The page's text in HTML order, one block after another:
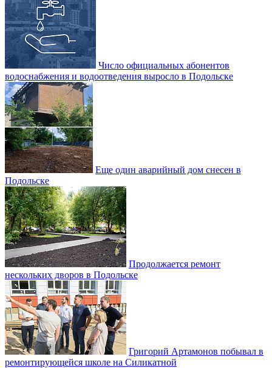
Число официальных абонентов
водоснабжения и водоотведения выросло в Подольске
Еще один аварийный дом снесен в
Подольске
Продолжается ремонт
нескольких дворов в Подольске
Григорий Артамонов побывал в
ремонтирующейся школе на Силикатной